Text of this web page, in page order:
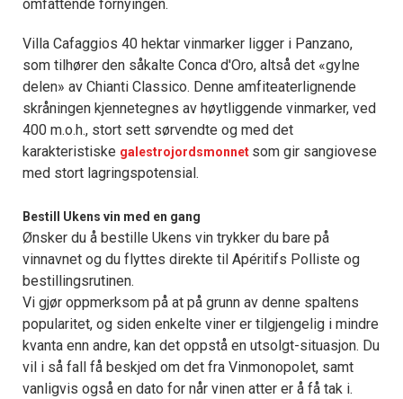
omfattende fornyingen.
Villa Cafaggios 40 hektar vinmarker ligger i Panzano,
som tilhører den såkalte Conca d'Oro, altså det «gylne
delen» av Chianti Classico. Denne amfiteaterlignende
skråningen kjennetegnes av høytliggende vinmarker, ved
400 m.o.h., stort sett sørvendte og med det
karakteristiske galestrojordsmonnet som gir sangiovese
med stort lagringspotensial.
Bestill Ukens vin med en gang
Ønsker du å bestille Ukens vin trykker du bare på
vinnavnet og du flyttes direkte til Apéritifs Polliste og
bestillingsrutinen.
Vi gjør oppmerksom på at på grunn av denne spaltens
popularitet, og siden enkelte viner er tilgjengelig i mindre
kvanta enn andre, kan det oppstå en utsolgt-situasjon. Du
vil i så fall få beskjed om det fra Vinmonopolet, samt
vanligvis også en dato for når vinen atter er å få tak i.